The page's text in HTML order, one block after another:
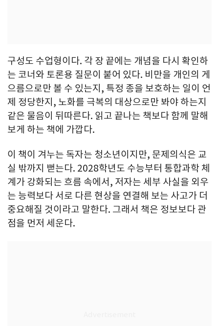
구성도 수업형이다. 각 장 끝에는 개념을 다시 확인하
는 코너와 토론용 질문이 붙어 있다. 비만을 개인의 게
으름으로만 볼 수 있는지, 특정 종을 보호하는 일이 언
제 정당한지, 노화를 극복의 대상으로만 봐야 하는지
같은 물음이 뒤따른다. 읽고 끝나는 책보다 함께 말해
보게 하는 책에 가깝다.
이 책이 겨누는 독자는 청소년이지만, 문제의식은 교
실 밖까지 뻗는다. 2028학년도 수능부터 통합과학 체
계가 강화되는 흐름 속에서, 저자는 세부 사실을 외우
는 능력보다 서로 다른 현상을 연결해 보는 사고가 더
중요해질 것이라고 말한다. 그래서 책은 정보보다 관
점을 먼저 세운다.